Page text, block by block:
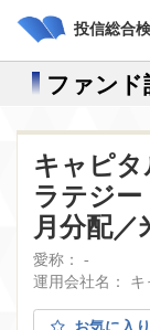
投信総合
ファンド
キャピタ
ラテジ
月分配／
愛称： -
運用会社名：